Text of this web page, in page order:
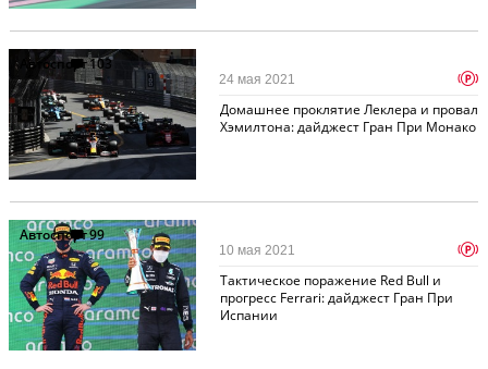
Автоспорт103
Домашнее проклятие Леклера и провал
Хэмилтона: дайджест Гран При Монако
24 мая 2021 p
Автоспорт99
Тактическое поражение Red Bull и
прогресс Ferrari: дайджест Гран При
Испании
10 мая 2021 p